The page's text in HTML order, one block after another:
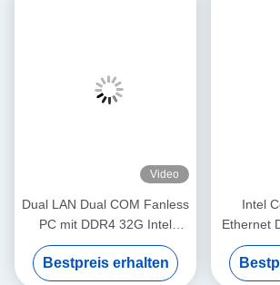
Video
Dual LAN Dual COM Fanless
PC mit DDR4 32G Intel
Celeron J4125 J6412 Mini
PC
Bestpreis erhalten
Intel
Ethernet